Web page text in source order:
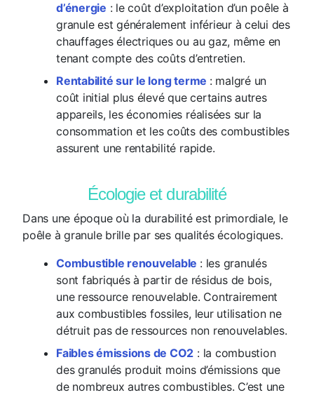
d’énergie : le coût d’exploitation d’un poêle à
granule est généralement inférieur à celui des
chauffages électriques ou au gaz, même en
tenant compte des coûts d’entretien.
Rentabilité sur le long terme : malgré un
coût initial plus élevé que certains autres
appareils, les économies réalisées sur la
consommation et les coûts des combustibles
assurent une rentabilité rapide.
Écologie et durabilité
Dans une époque où la durabilité est primordiale, le
poêle à granule brille par ses qualités écologiques.
Combustible renouvelable : les granulés
sont fabriqués à partir de résidus de bois,
une ressource renouvelable. Contrairement
aux combustibles fossiles, leur utilisation ne
détruit pas de ressources non renouvelables.
Faibles émissions de CO2 : la combustion
des granulés produit moins d’émissions que
de nombreux autres combustibles. C’est une